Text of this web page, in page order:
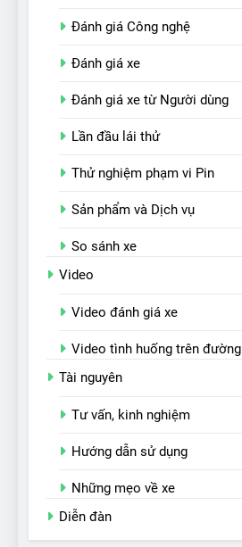
Đánh giá Công nghệ
Đánh giá xe
Đánh giá xe từ Người dùng
Lần đầu lái thử
Thử nghiệm phạm vi Pin
Sản phẩm và Dịch vụ
So sánh xe
Video
Video đánh giá xe
Video tình huống trên đường
Tài nguyên
Tư vấn, kinh nghiệm
Hướng dẫn sử dụng
Những mẹo về xe
Diễn đàn